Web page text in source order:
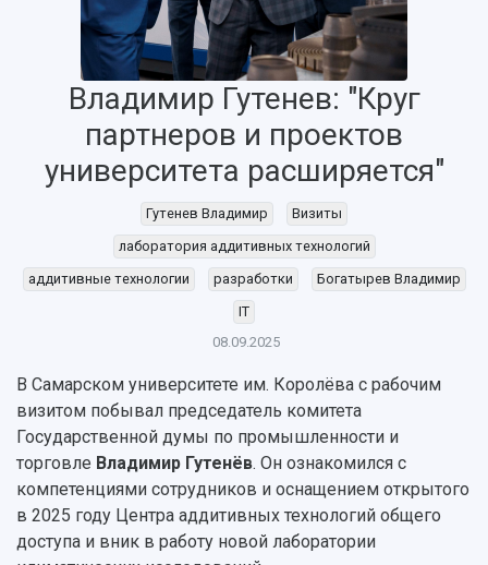
НАЗАД
Об университете
Попечительский совет
Ученый совет
Ректорат
Кадровый резерв
Персоналии
Главные новости
Пресс-центр
Газета "Полет"
Газета "Самарский университет"
Мы в соцсетях
Образование
Почему я выбираю Самарский университет?
Формы обучения
Учебные планы
Дополнительное образование
Институты и факультеты
Образовательные программы
Научно-исследовательская деятельность
Основные научные направления
Научные школы и ведущие научные коллективы
Подготовка научных кадров
Конкурс на замещение должностей научных
работников
Научно-технический совет
Научные проекты и темы
Аспирантура и докторантура
Справочные материалы
Владимир Гутенев: "Круг
партнеров и проектов
университета расширяется"
Гутенев Владимир
Визиты
лаборатория аддитивных технологий
аддитивные технологии
разработки
Богатырев Владимир
IT
08.09.2025
В Самарском университете им. Королёва с рабочим
визитом побывал председатель комитета
Государственной думы по промышленности и
торговле Владимир Гутенёв. Он ознакомился с
компетенциями сотрудников и оснащением открытого
в 2025 году Центра аддитивных технологий общего
доступа и вник в работу новой лаборатории